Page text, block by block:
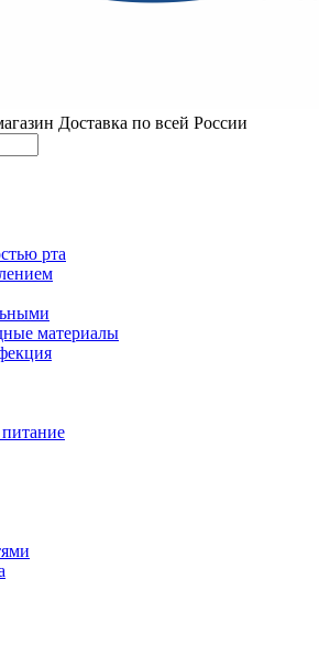
Доставка по всей России
рта
материалы